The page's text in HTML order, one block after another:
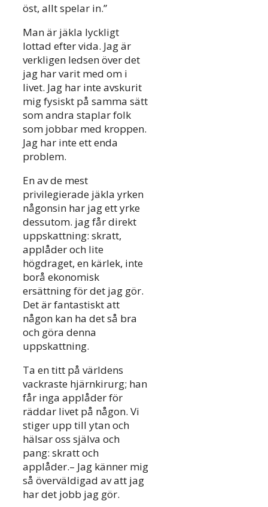
öst, allt spelar in.”
Man är jäkla lyckligt
lottad efter vida. Jag är
verkligen ledsen över det
jag har varit med om i
livet. Jag har inte avskurit
mig fysiskt på samma sätt
som andra staplar folk
som jobbar med kroppen.
Jag har inte ett enda
problem.
En av de mest
privilegierade jäkla yrken
någonsin har jag ett yrke
dessutom. jag får direkt
uppskattning: skratt,
applåder och lite
högdraget, en kärlek, inte
borå ekonomisk
ersättning för det jag gör.
Det är fantastiskt att
någon kan ha det så bra
och göra denna
uppskattning.
Ta en titt på världens
vackraste hjärnkirurg; han
får inga applåder för
räddar livet på någon. Vi
stiger upp till ytan och
hälsar oss själva och
pang: skratt och
applåder.– Jag känner mig
så överväldigad av att jag
har det jobb jag gör.